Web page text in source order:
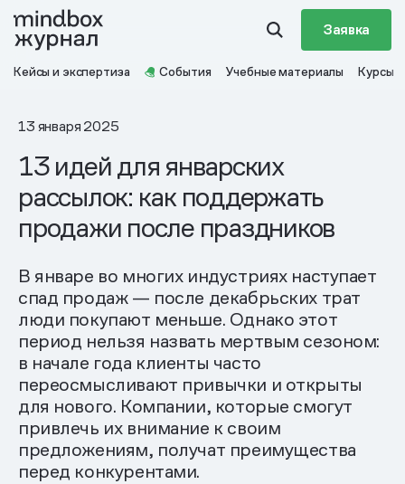
Заявка
Кейсы и экспертиза События Учебные материалы Курсы
13 января 2025
13 идей для январских
рассылок: как поддержать
продажи после праздников
В январе во многих индустриях наступает
спад продаж — после декабрьских трат
люди покупают меньше. Однако этот
период нельзя назвать мертвым сезоном:
в начале года клиенты часто
переосмысливают привычки и открыты
для нового. Компании, которые смогут
привлечь их внимание к своим
предложениям, получат преимущества
перед конкурентами.